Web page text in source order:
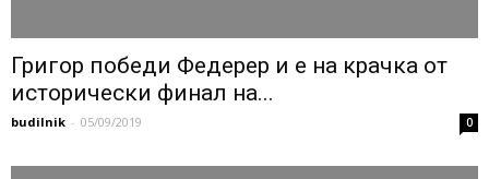
Григор победи Федерер и е на крачка от
исторически финал на...
budilnik - 05/09/2019 0